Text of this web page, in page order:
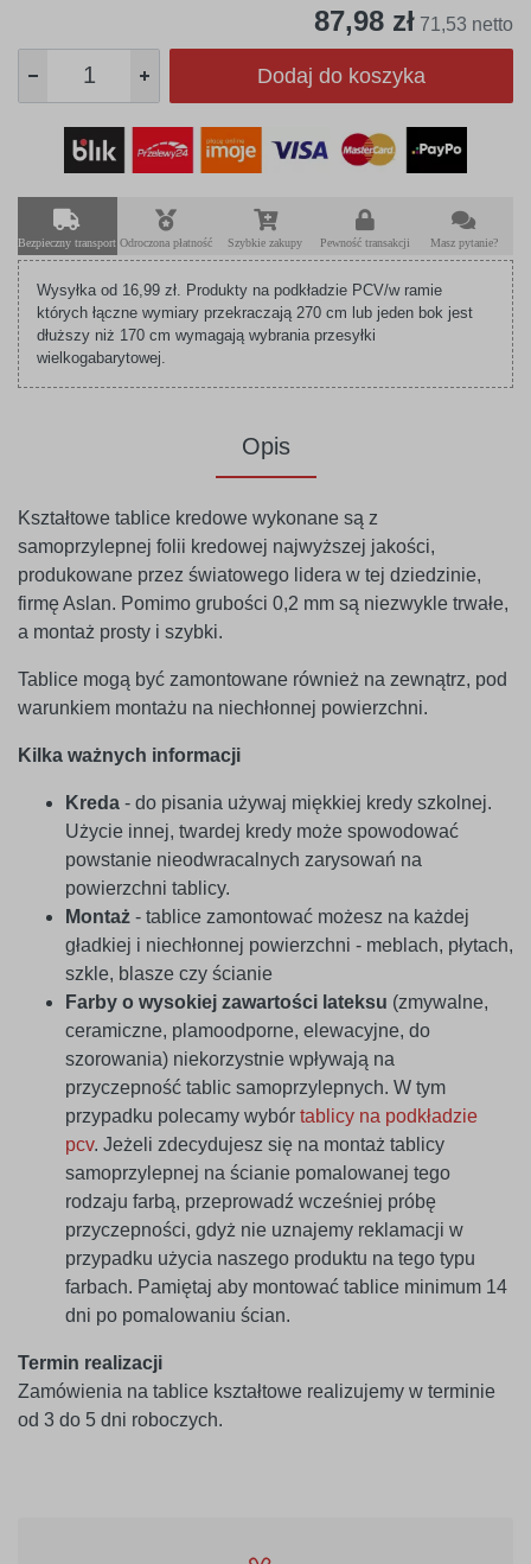
87,98 zł 71,53 netto
Dodaj do koszyka
Bezpieczny transport Odroczona płatność Szybkie zakupy Pewność transakcji Masz pytanie?
Wysyłka od 16,99 zł. Produkty na podkładzie PCV/w ramie
których łączne wymiary przekraczają 270 cm lub jeden bok jest
dłuższy niż 170 cm wymagają wybrania przesyłki
wielkogabarytowej.
Opis
Kształtowe tablice kredowe wykonane są z
samoprzylepnej folii kredowej najwyższej jakości,
produkowane przez światowego lidera w tej dziedzinie,
firmę Aslan. Pomimo grubości 0,2 mm są niezwykle trwałe,
a montaż prosty i szybki.
Tablice mogą być zamontowane również na zewnątrz, pod
warunkiem montażu na niechłonnej powierzchni.
Kilka ważnych informacji
Kreda - do pisania używaj miękkiej kredy szkolnej.
Użycie innej, twardej kredy może spowodować
powstanie nieodwracalnych zarysowań na
powierzchni tablicy.
Montaż - tablice zamontować możesz na każdej
gładkiej i niechłonnej powierzchni - meblach, płytach,
szkle, blasze czy ścianie
Farby o wysokiej zawartości lateksu (zmywalne,
ceramiczne, plamoodporne, elewacyjne, do
szorowania) niekorzystnie wpływają na
przyczepność tablic samoprzylepnych. W tym
przypadku polecamy wybór tablicy na podkładzie
pcv. Jeżeli zdecydujesz się na montaż tablicy
samoprzylepnej na ścianie pomalowanej tego
rodzaju farbą, przeprowadź wcześniej próbę
przyczepności, gdyż nie uznajemy reklamacji w
przypadku użycia naszego produktu na tego typu
farbach. Pamiętaj aby montować tablice minimum 14
dni po pomalowaniu ścian.
Termin realizacji
Zamówienia na tablice kształtowe realizujemy w terminie
od 3 do 5 dni roboczych.